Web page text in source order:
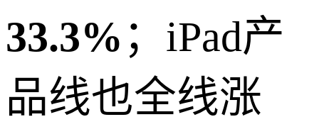
33.3% ；iPad产
品线也全线涨